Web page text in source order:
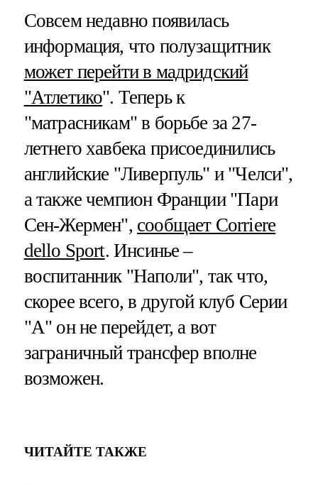
Совсем недавно появилась
информация, что полузащитник
может перейти в мадридский
"Атлетико". Теперь к
"матрасникам" в борьбе за 27-
летнего хавбека присоединились
английские "Ливерпуль" и "Челси",
а также чемпион Франции "Пари
Сен-Жермен", сообщает Corriere
dello Sport. Инсинье –
воспитанник "Наполи", так что,
скорее всего, в другой клуб Серии
"А" он не перейдет, а вот
заграничный трансфер вполне
возможен.
ЧИТАЙТЕ ТАКЖЕ